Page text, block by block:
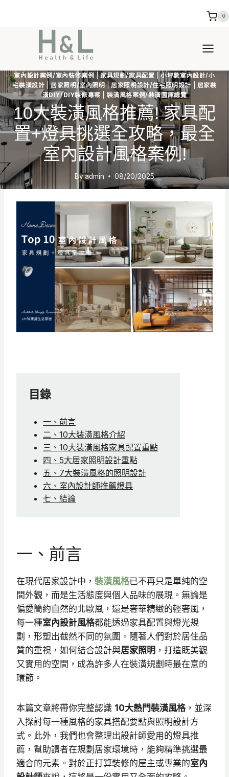
0
室內設計案例/室內裝修案例 |家具規劃/家具配置 |小坪數室內設計/小
宅裝潢設計 |居家照明/室內照明|居家照明設計/住宅照明設計
居家裝
潢DIY/DIY裝修專案
裝潢風格案例/裝潢圖庫總覽
10大裝潢風格推薦! 家具配
置+燈具挑選全攻略，最全
室內設計風格案例!
Byadmin 08/20/2025
目錄
一、前言
二、10大裝潢風格介紹
三、10大裝潢風格家具配置重點
四、5大居家照明設計重點
五、7大裝潢風格的照明設計
六、室內設計師推薦燈具
七、結論
一、前言
在現代居家設計中， 裝潢風格已不再只是單純的空
間外觀，而是生活態度與個人品味的展現。無論是
偏愛簡約自然的北歐風，還是奢華精緻的輕奢風，
每一種室內設計風格都能透過家具配置與燈光規
劃，形塑出截然不同的氛圍。隨著人們對於居住品
質的重視，如何結合設計與居家照明 ，打造既美觀
又實用的空間，成為許多人在裝潢規劃時最在意的
環節。
本篇文章將帶你完整認識 10大熱門裝潢風格，並深
入探討每一種風格的家具搭配要點與照明設計方
式。此外，我們也會整理出設計師愛用的燈具推
薦，幫助讀者在規劃居家環境時，能夠精準挑選最
適合的元素。對於正打算裝修的屋主或專業的室內